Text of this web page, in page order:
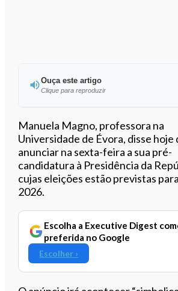
Ouça este artigo
Clique para reproduzir
Ouvir este artigo
Manuela Magno, professora na
Universidade de Évora, disse hoje
anunciar na sexta-feira a sua pré-
candidatura à Presidência da
cujas eleições estão previstas
2026.
Escolha a Executive Digest
preferida no Google
Escolher ›